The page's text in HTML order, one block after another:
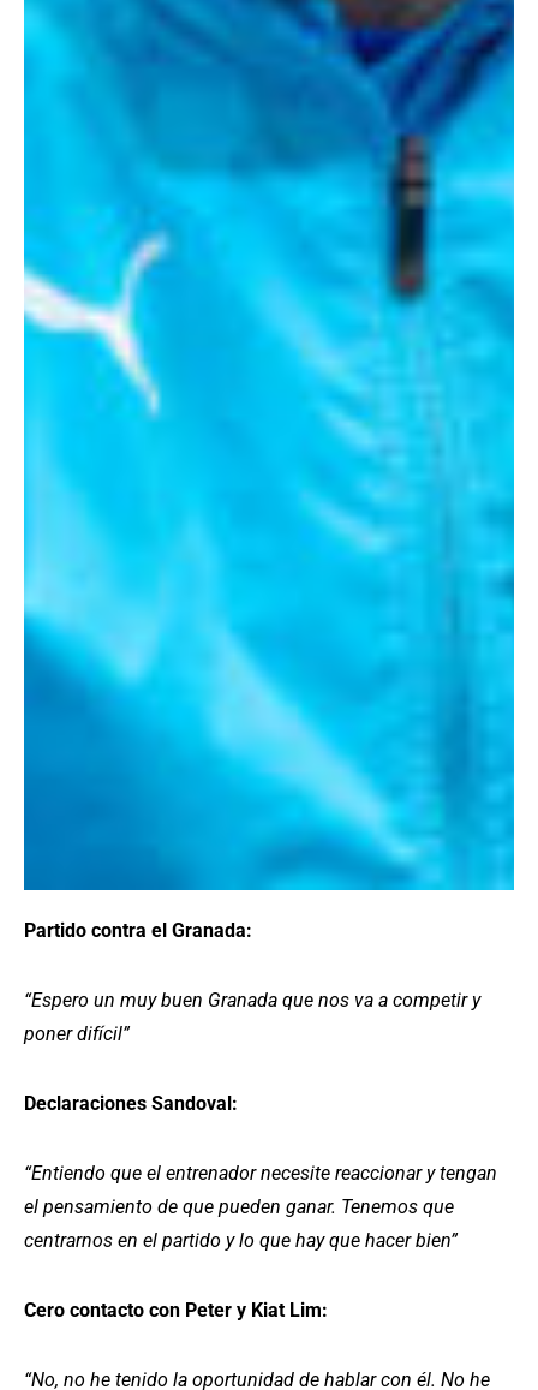
Partido contra el Granada:
“Espero un muy buen Granada que nos va a competir y
poner difícil”
Declaraciones Sandoval:
“Entiendo que el entrenador necesite reaccionar y tengan
el pensamiento de que pueden ganar. Tenemos que
centrarnos en el partido y lo que hay que hacer bien”
Cero contacto con Peter y Kiat Lim:
“No, no he tenido la oportunidad de hablar con él. No he